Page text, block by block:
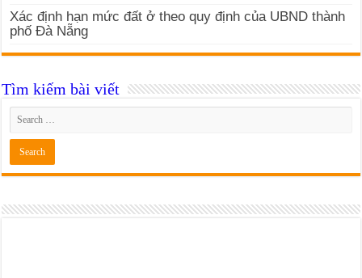
Xác định hạn mức đất ở theo quy định của UBND thành
phố Đà Nẵng
Tìm kiếm bài viết